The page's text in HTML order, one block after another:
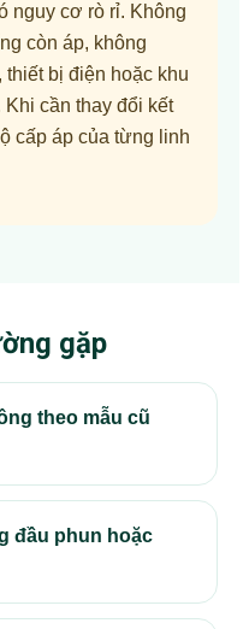
nguy cơ rò rỉ. Không
còn áp, không
bị điện hoặc khu
cần thay đổi kết
cấp áp của từng linh
gặp
theo mẫu cũ
đầu phun hoặc